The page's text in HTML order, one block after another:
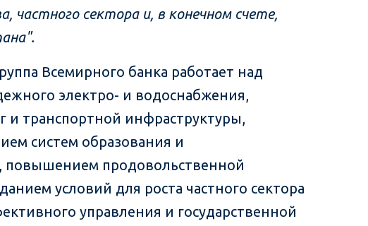
частного сектора и, в конечном счете,
Всемирного банка работает над
электро- и водоснабжения,
и транспортной инфраструктуры,
систем образования и
повышением продовольственной
условий для роста частного сектора
управления и государственной